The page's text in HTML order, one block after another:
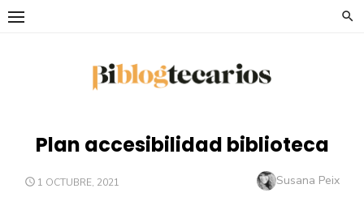
Saltar
Plan accesibilidad biblioteca
PUBLICADO
1 OCTUBRE, 2021 Autor
Susana Peix